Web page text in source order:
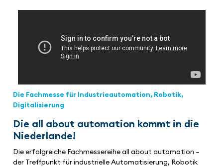
Die Fachmesse für Industrieautomation, Robotik,
Digitalisierung
Die all about automation kommt in die
Niederlande!
Die erfolgreiche Fachmessereihe all about automation –
der Treffpunkt für industrielle Automatisierung, Robotik